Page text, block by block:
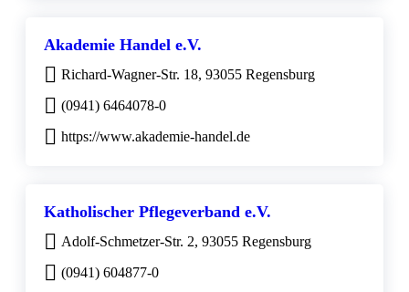
Akademie Handel e.V.
Richard-Wagner-Str. 18, 93055 Regensburg
(0941) 6464078-0
https://www.akademie-handel.de
Katholischer Pflegeverband e.V.
Adolf-Schmetzer-Str. 2, 93055 Regensburg
(0941) 604877-0